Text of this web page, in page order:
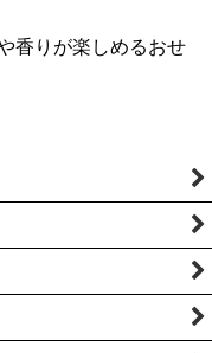
香りが楽しめるおせ